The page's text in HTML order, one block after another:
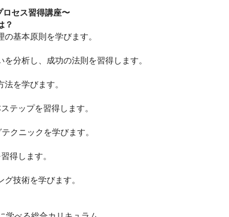
ロセス習得講座〜
？
基本原則を学びます。
分析し、成功の法則を習得します。
を学びます。
テップを習得します。
クニックを学びます。
得します。
技術を学びます。